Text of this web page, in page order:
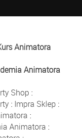
Animatora
Animatora
Shop :
: Impra Sklep :
:
Animatora :